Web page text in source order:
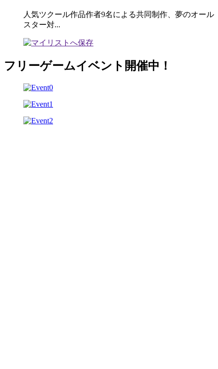
人気ツクール作品作者9名による共同制作、夢のオール
スター対...
フリーゲームイベント開催中！